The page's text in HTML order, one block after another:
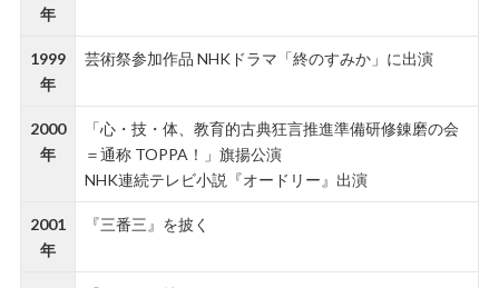
年
1999
年
芸術祭参加作品 NHKドラマ「終のすみか」に出演
2000
年
「心・技・体、教育的古典狂言推進準備研修錬磨の会
＝通称 TOPPA！」旗揚公演
NHK連続テレビ小説『オードリー』出演
2001
年
『三番三』を披く